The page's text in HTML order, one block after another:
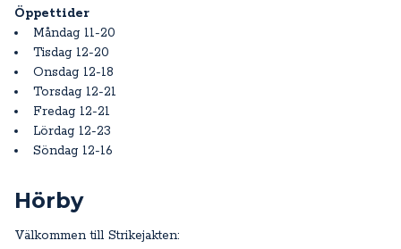
Öppettider
Måndag 11-20
Tisdag 12-20
Onsdag 12-18
Torsdag 12-21
Fredag 12-21
Lördag 12-23
Söndag 12-16
Hörby
Välkommen till Strikejakten: